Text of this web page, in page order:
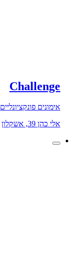
Challenge
אימונים פונקציונליים
אלי כהן 39, אשקלון